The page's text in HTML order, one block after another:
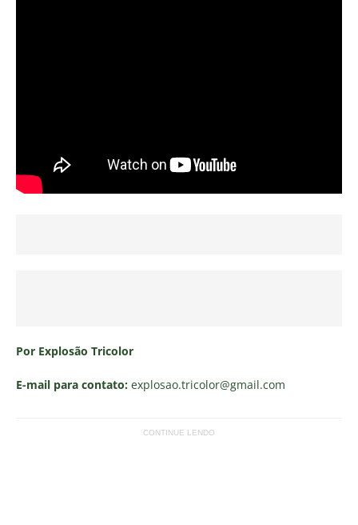
Por Explosão Tricolor
E-mail para contato: explosao.tricolor@gmail.com
CONTINUE LENDO